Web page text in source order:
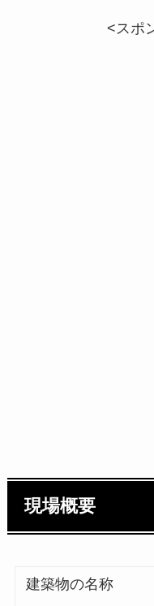
<スポ
現場概要
建築物の名称